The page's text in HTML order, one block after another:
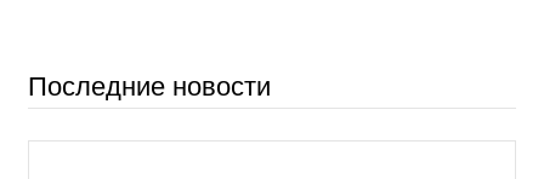
Последние новости